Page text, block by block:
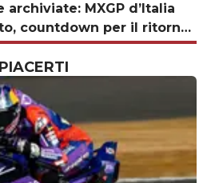
archiviate: MXGP d’Italia
countdown per il ritorno